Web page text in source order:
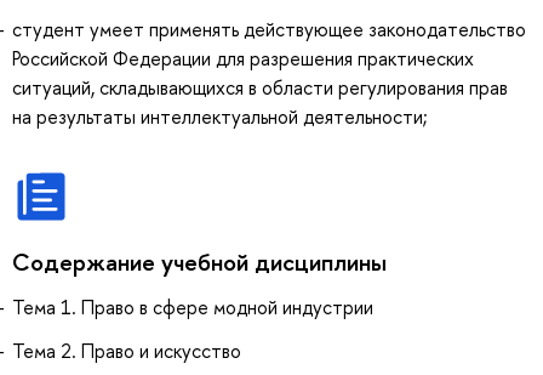
студент умеет применять действующее законодательство
Российской Федерации для разрешения практических
ситуаций, складывающихся в области регулирования прав
на результаты интеллектуальной деятельности;
Содержание учебной дисциплины
Тема 1. Право в сфере модной индустрии
Тема 2. Право и искусство